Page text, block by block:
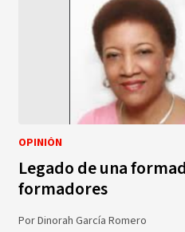
OPINIÓN
Legado de una
formadores
PorDinorah García Romero